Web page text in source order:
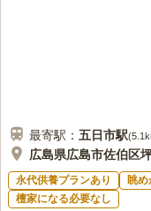
最寄駅： 五日市駅(
広島県広島市佐伯区
永代供養プランあり 眺
檀家になる必要なし